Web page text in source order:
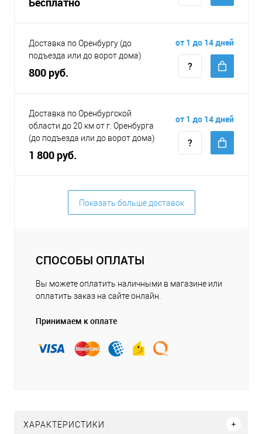
Доставка по Оренбургу (до
подъезда или до ворот дома)
800 руб.
от 1 до 14 дней
Доставка по Оренбургской
области до 20 км от г. Оренбурга
(до подъезда или до ворот дома)
1 800 руб.
от 1 до 14 дней
Показать больше доставок
СПОСОБЫ ОПЛАТЫ
Вы можете оплатить наличными в магазине или
оплатить заказ на сайте онлайн.
Принимаем к оплате
ХАРАКТЕРИСТИКИ